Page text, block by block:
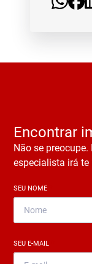
Encontrar
Não se
especialista irá te
SEU NOME
SEU E-MAIL